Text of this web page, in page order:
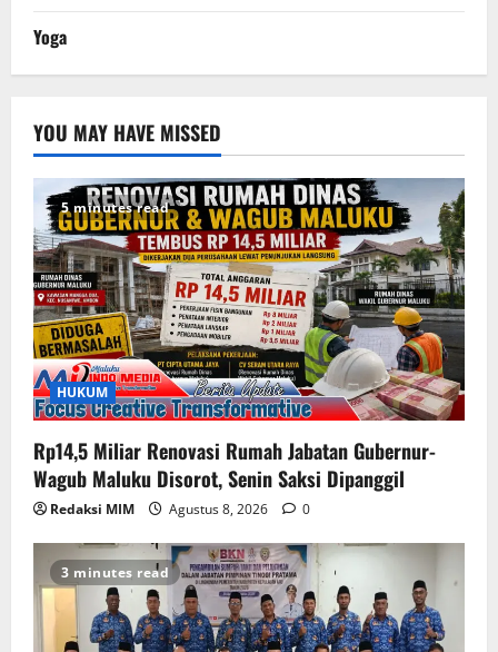
Yoga
YOU MAY HAVE MISSED
5 minutes read
HUKUM
Rp14,5 Miliar Renovasi Rumah Jabatan Gubernur-
Wagub Maluku Disorot, Senin Saksi Dipanggil
Redaksi MIM Agustus 8, 2026 0
3 minutes read